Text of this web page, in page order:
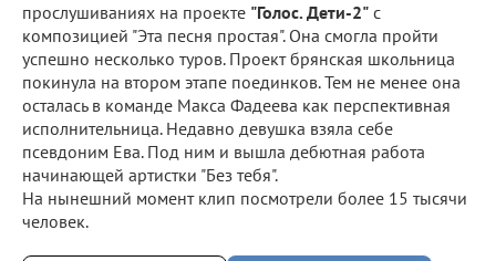
прослушиваниях на проекте "Голос. Дети-2" с
композицией "Эта песня простая". Она смогла пройти
успешно несколько туров. Проект брянская школьница
покинула на втором этапе поединков. Тем не менее она
осталась в команде Макса Фадеева как перспективная
исполнительница. Недавно девушка взяла себе
псевдоним Ева. Под ним и вышла дебютная работа
начинающей артистки "Без тебя".
На нынешний момент клип посмотрели более 15 тысячи
человек.